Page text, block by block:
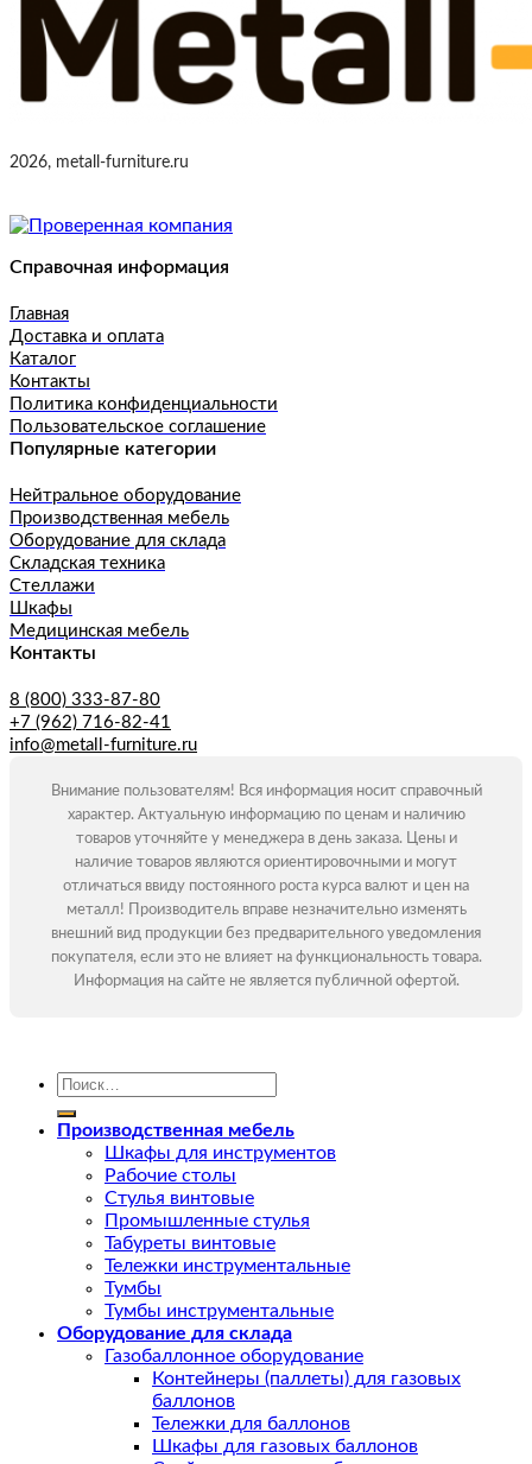
2026, metall-furniture.ru
Справочная информация
Главная
Доставка и оплата
Каталог
Контакты
Политика конфиденциальности
Пользовательское соглашение
Популярные категории
Нейтральное оборудование
Производственная мебель
Оборудование для склада
Складская техника
Стеллажи
Шкафы
Медицинская мебель
Контакты
8 (800) 333-87-80
+7 (962) 716-82-41
info@metall-furniture.ru
Внимание пользователям! Вся информация носит справочный
характер. Актуальную информацию по ценам и наличию
товаров уточняйте у менеджера в день заказа. Цены и
наличие товаров являются ориентировочными и могут
отличаться ввиду постоянного роста курса валют и цен на
металл! Производитель вправе незначительно изменять
внешний вид продукции без предварительного уведомления
покупателя, если это не влияет на функциональность товара.
Информация на сайте не является публичной офертой.
Искать:
Производственная мебель
Шкафы для инструментов
Рабочие столы
Стулья винтовые
Промышленные стулья
Табуреты винтовые
Тележки инструментальные
Тумбы
Тумбы инструментальные
Оборудование для склада
Газобаллонное оборудование
Контейнеры (паллеты) для газовых
баллонов
Тележки для баллонов
Шкафы для газовых баллонов